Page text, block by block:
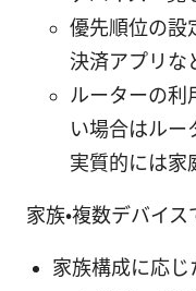
優先順位の設
決済アプリな
ルーターの利
い場合はルー
実質的には家
家族・複数デバイ
家族構成に応じ